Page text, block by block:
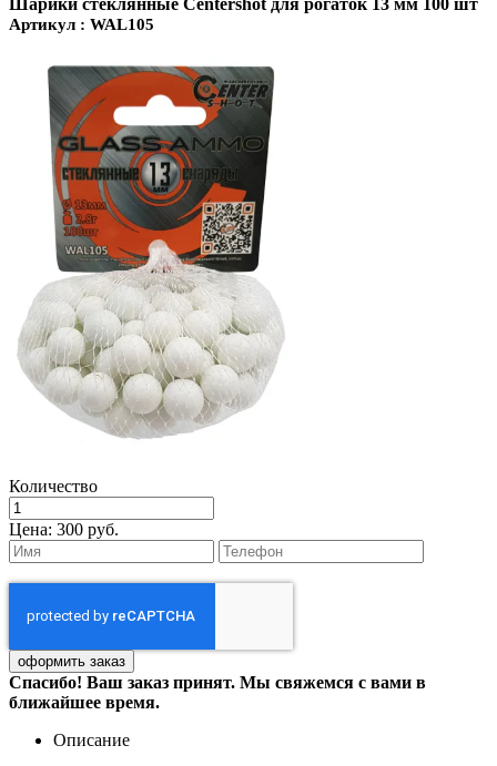
Артикул : WAL105
Количество
Цена: 300 руб.
Спасибо! Ваш заказ принят. Мы свяжемся с вами в
ближайшее время.
Описание